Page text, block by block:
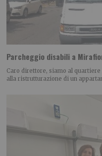
Parcheggio disabili a
Caro direttore, siamo al
alla ristrutturazione di un